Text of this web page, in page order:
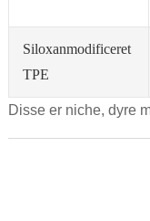
Siloxanmodificeret
TPE
Disse er niche, dyre